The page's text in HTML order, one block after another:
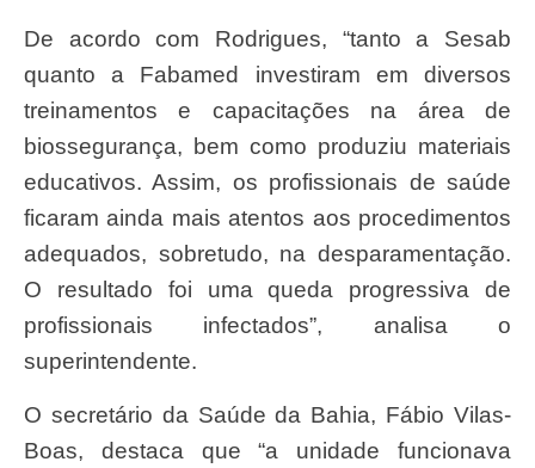
De acordo com Rodrigues, “tanto a Sesab
quanto a Fabamed investiram em diversos
treinamentos e capacitações na área de
biossegurança, bem como produziu materiais
educativos. Assim, os profissionais de saúde
ficaram ainda mais atentos aos procedimentos
adequados, sobretudo, na desparamentação.
O resultado foi uma queda progressiva de
profissionais infectados”, analisa o
superintendente.
O secretário da Saúde da Bahia, Fábio Vilas-
Boas, destaca que “a unidade funcionava